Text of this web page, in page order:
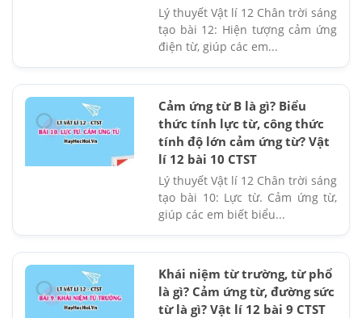
Lý thuyết Vật lí 12 Chân trời sáng
tạo bài 12: Hiện tượng cảm ứng
điện từ, giúp các em...
Cảm ứng từ B là gì? Biểu
thức tính lực từ, công thức
tính độ lớn cảm ứng từ? Vật
lí 12 bài 10 CTST
Lý thuyết Vật lí 12 Chân trời sáng
tạo bài 10: Lực từ. Cảm ứng từ,
giúp các em biết biểu...
Khái niệm từ trường, từ phổ
là gì? Cảm ứng từ, đường sức
từ là gì? Vật lí 12 bài 9 CTST